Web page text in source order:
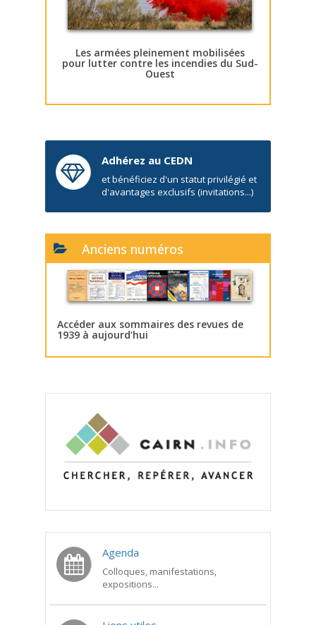
Les armées pleinement mobilisées
pour lutter contre les incendies du Sud-
Ouest
Adhérez au CEDN
et bénéficiez d'un statut privilégié et
d'avantages exclusifs (invitations...)
Anciens numéros
Accéder aux sommaires des revues de
1939 à aujourd’hui
Agenda
Colloques, manifestations,
expositions...